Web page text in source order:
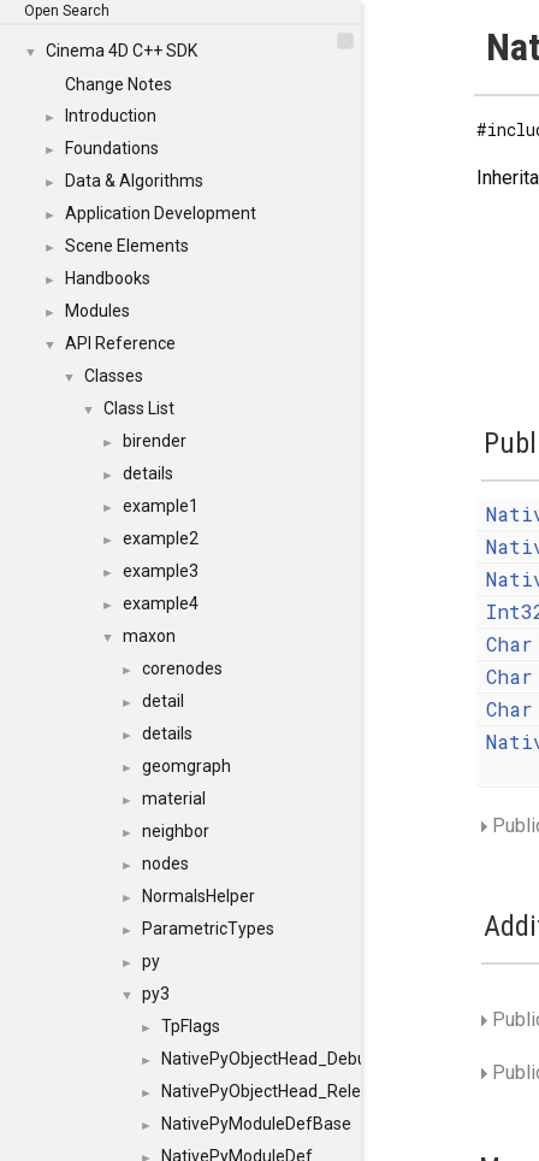
Open Search
▼
Cinema 4D C++ SDK
Change Notes
► Introduction
► Foundations
► Data & Algorithms
► Application Development
► Scene Elements
► Handbooks
► Modules
▼ API Reference
▼ Classes
▼ Class List
► birender
► details
► example1
► example2
► example3
► example4
▼ maxon
► corenodes
► detail
► details
► geomgraph
► material
► neighbor
► nodes
► NormalsHelper
► ParametricTypes
► py
▼ py3
► TpFlags
► NativePyObjectHead_Debug
► NativePyObjectHead_Release
► NativePyModuleDefBase
NativePyModuleDef
Char
Char
Char